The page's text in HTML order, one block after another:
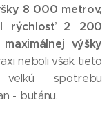
8 000 metrov,
rýchlosť 2 200
výšky
neboli však tieto
spotrebu
- butánu.